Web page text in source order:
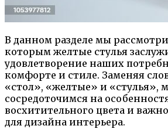
В данном разделе мы
которым желтые стулья
удовлетворение наших
комфорте и стиле. Заменяя
«стол», «желтые» и «стулья»,
сосредоточимся на
восхитительного цвета и
для дизайна интерьера.